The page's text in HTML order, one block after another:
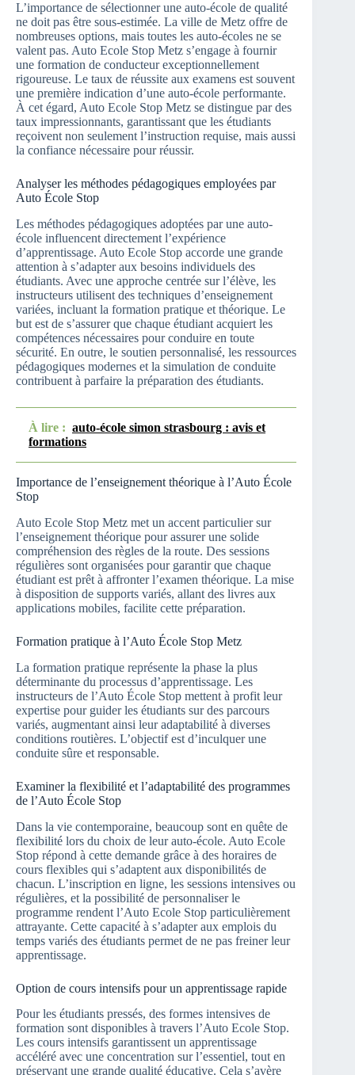
L’importance de sélectionner une auto-école de qualité
ne doit pas être sous-estimée. La ville de Metz offre de
nombreuses options, mais toutes les auto-écoles ne se
valent pas. Auto Ecole Stop Metz s’engage à fournir
une formation de conducteur exceptionnellement
rigoureuse. Le taux de réussite aux examens est souvent
une première indication d’une auto-école performante.
À cet égard, Auto Ecole Stop Metz se distingue par des
taux impressionnants, garantissant que les étudiants
reçoivent non seulement l’instruction requise, mais aussi
la confiance nécessaire pour réussir.
Analyser les méthodes pédagogiques employées par
Auto École Stop
Les méthodes pédagogiques adoptées par une auto-
école influencent directement l’expérience
d’apprentissage. Auto Ecole Stop accorde une grande
attention à s’adapter aux besoins individuels des
étudiants. Avec une approche centrée sur l’élève, les
instructeurs utilisent des techniques d’enseignement
variées, incluant la formation pratique et théorique. Le
but est de s’assurer que chaque étudiant acquiert les
compétences nécessaires pour conduire en toute
sécurité. En outre, le soutien personnalisé, les ressources
pédagogiques modernes et la simulation de conduite
contribuent à parfaire la préparation des étudiants.
À lire : auto-école simon strasbourg : avis et
formations
Importance de l’enseignement théorique à l’Auto École
Stop
Auto Ecole Stop Metz met un accent particulier sur
l’enseignement théorique pour assurer une solide
compréhension des règles de la route. Des sessions
régulières sont organisées pour garantir que chaque
étudiant est prêt à affronter l’examen théorique. La mise
à disposition de supports variés, allant des livres aux
applications mobiles, facilite cette préparation.
Formation pratique à l’Auto École Stop Metz
La formation pratique représente la phase la plus
déterminante du processus d’apprentissage. Les
instructeurs de l’Auto École Stop mettent à profit leur
expertise pour guider les étudiants sur des parcours
variés, augmentant ainsi leur adaptabilité à diverses
conditions routières. L’objectif est d’inculquer une
conduite sûre et responsable.
Examiner la flexibilité et l’adaptabilité des programmes
de l’Auto École Stop
Dans la vie contemporaine, beaucoup sont en quête de
flexibilité lors du choix de leur auto-école. Auto Ecole
Stop répond à cette demande grâce à des horaires de
cours flexibles qui s’adaptent aux disponibilités de
chacun. L’inscription en ligne, les sessions intensives ou
régulières, et la possibilité de personnaliser le
programme rendent l’Auto Ecole Stop particulièrement
attrayante. Cette capacité à s’adapter aux emplois du
temps variés des étudiants permet de ne pas freiner leur
apprentissage.
Option de cours intensifs pour un apprentissage rapide
Pour les étudiants pressés, des formes intensives de
formation sont disponibles à travers l’Auto Ecole Stop.
Les cours intensifs garantissent un apprentissage
accéléré avec une concentration sur l’essentiel, tout en
préservant une grande qualité éducative. Cela s’avère